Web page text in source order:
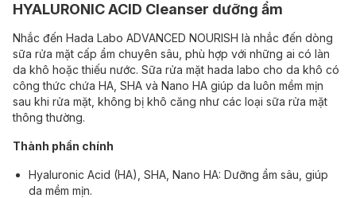
HYALURONIC ACID Cleanser dưỡng ẩm
Nhắc đến Hada Labo ADVANCED NOURISH là nhắc đến dòng
sữa rửa mặt cấp ẩm chuyên sâu, phù hợp với những ai có làn
da khô hoặc thiếu nước. Sữa rửa mặt hada labo cho da khô có
công thức chứa HA, SHA và Nano HA giúp da luôn mềm mịn
sau khi rửa mặt, không bị khô căng như các loại sữa rửa mặt
thông thường.
Thành phần chính
Hyaluronic Acid (HA), SHA, Nano HA: Dưỡng ẩm sâu, giúp
da mềm mịn.